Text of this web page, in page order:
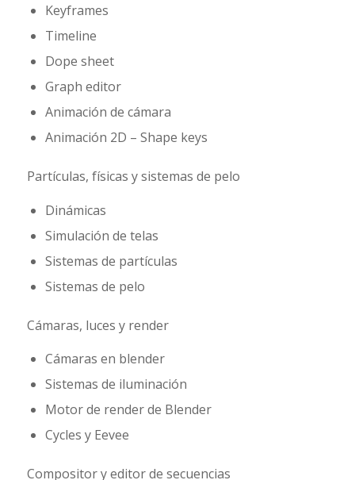
Keyframes
Timeline
Dope sheet
Graph editor
Animación de cámara
Animación 2D – Shape keys
Partículas, físicas y sistemas de pelo
Dinámicas
Simulación de telas
Sistemas de partículas
Sistemas de pelo
Cámaras, luces y render
Cámaras en blender
Sistemas de iluminación
Motor de render de Blender
Cycles y Eevee
Compositor y editor de secuencias